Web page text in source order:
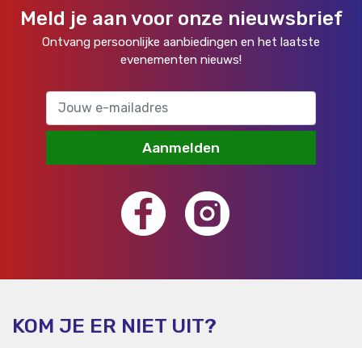
Meld je aan voor onze nieuwsbrief
Ontvang persoonlijke aanbiedingen en het laatste
evenementen nieuws!
Aanmelden
KOM JE ER NIET UIT?